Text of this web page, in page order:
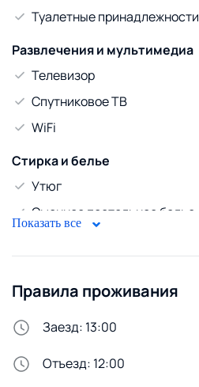
Туалетные принадлежности
Развлечения и мультимедиа
Телевизор
Спутниковое ТВ
WiFi
Стирка и белье
Утюг
Сменное постельное белье
Открытая парковка
Показать все
Правила проживания
Заезд: 13:00
Отъезд: 12:00